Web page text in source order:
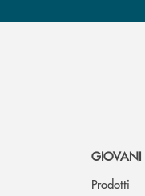
GIOVANI
Prodotti